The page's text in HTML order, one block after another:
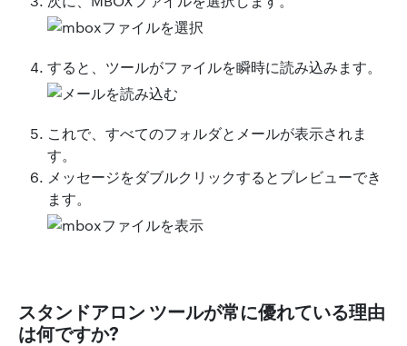
すると、ツールがファイルを瞬時に読み込みます。
これで、すべてのフォルダとメールが表示されま
す。
メッセージをダブルクリックするとプレビューでき
ます。
スタンドアロン ツールが常に優れている理由
は何ですか?